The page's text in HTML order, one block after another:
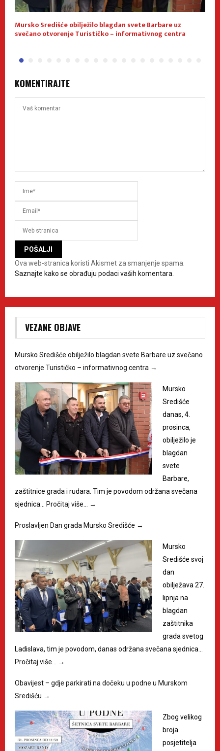
Mursko Središće obilježilo blagdan svete Barbare uz
svečano otvorenje Turističko – informativnog centra
KOMENTIRAJTE
Ova web-stranica koristi Akismet za smanjenje spama.
Saznajte kako se obrađuju podaci vaših komentara.
VEZANE OBJAVE
Mursko Središće obilježilo blagdan svete Barbare uz svečano
otvorenje Turističko – informativnog centra →
Mursko
Središće
danas, 4.
prosinca,
obilježilo je
blagdan
svete
Barbare,
zaštitnice grada i rudara. Tim je povodom održana svečana
sjednica… Pročitaj više… →
Proslavljen Dan grada Mursko Središće →
Mursko
Središće svoj
dan
obilježava 27.
lipnja na
blagdan
zaštitnika
grada svetog
Ladislava, tim je povodom, danas održana svečana sjednica…
Pročitaj više… →
Obavijest – gdje parkirati na dočeku u podne u Murskom
Središću →
Zbog velikog
broja
posjetitelja